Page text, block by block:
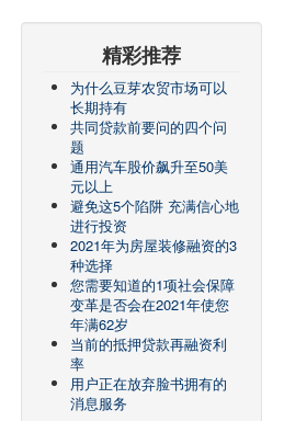
精彩推荐
为什么豆芽农贸市场可以
长期持有
共同贷款前要问的四个问
题
通用汽车股价飙升至50美
元以上
避免这5个陷阱 充满信心地
进行投资
2021年为房屋装修融资的3
种选择
您需要知道的1项社会保障
变革是否会在2021年使您
年满62岁
当前的抵押贷款再融资利
率
用户正在放弃脸书拥有的
消息服务